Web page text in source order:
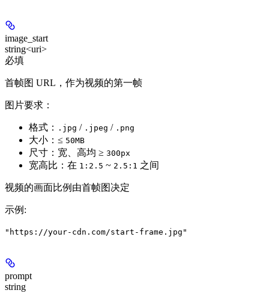
image_start
string<uri>
必填
首帧图 URL，作为视频的第一帧
图片要求：
格式： .jpg / .jpeg / .png
大小：≤ 50MB
尺寸：宽、高均 ≥ 300px
宽高比：在 1:2.5 ~ 2.5:1 之间
视频的画面比例由首帧图决定
示例 :
"https://your-cdn.com/start-frame.jpg"
prompt
string